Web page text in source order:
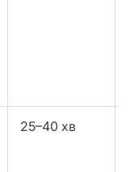
25–40 хв